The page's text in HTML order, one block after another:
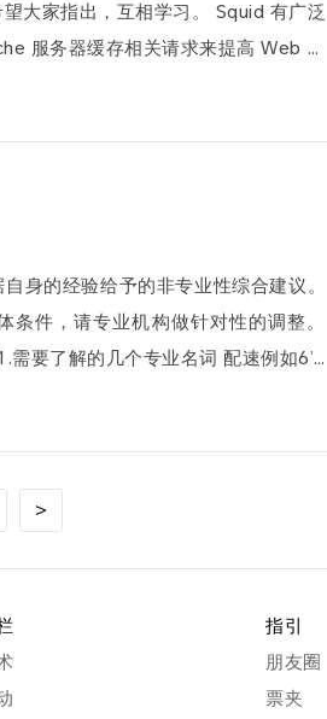
，互相学习。 Squid 有广泛
服务器缓存相关请求来提高 Web 服
身的经验给予的非专业性综合建议。
件，请专业机构做针对性的调整。
>
指引
朋友圈
票夹